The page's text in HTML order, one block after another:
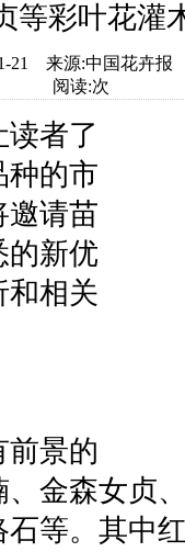
等彩叶花灌
11-21 来源:中国花
阅读:次
者了
种的市
邀请苗
的新优
和相关
景的
金森女贞
等。其中